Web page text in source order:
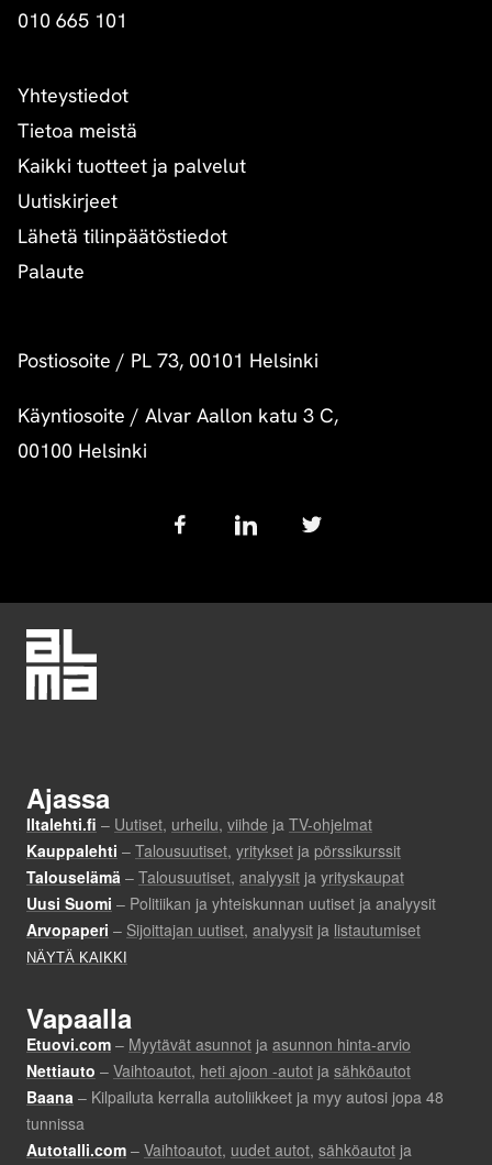
010 665 101
Yhteystiedot
Tietoa meistä
Kaikki tuotteet ja palvelut
Uutiskirjeet
Lähetä tilinpäätöstiedot
Palaute
Postiosoite / PL 73, 00101 Helsinki
Käyntiosoite / Alvar Aallon katu 3 C,
00100 Helsinki